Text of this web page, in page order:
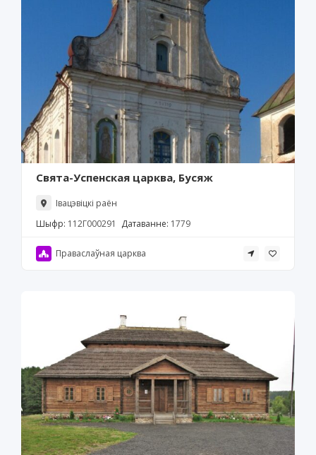
Свята-Успенская царква, Бусяж
Івацэвіцкі раён
Шыфр: 112Г000291 Датаванне: 1779
Праваслаўная царква